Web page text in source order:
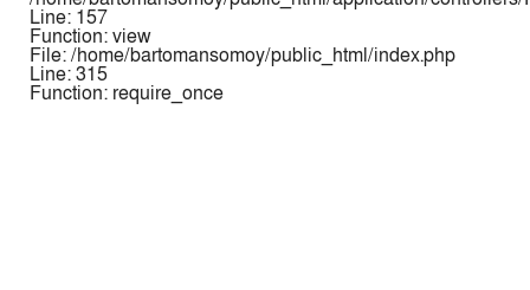
Line: 157
Function: view
File: /home/bartomansomoy/public_html/index.php
Line: 315
Function: require_once